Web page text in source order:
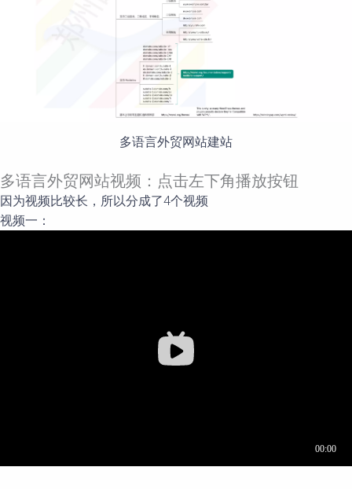
多语言外贸网站建站
多语言外贸网站视频：点击左下角播放按钮
因为视频比较长，所以分成了4个视频
视频一：